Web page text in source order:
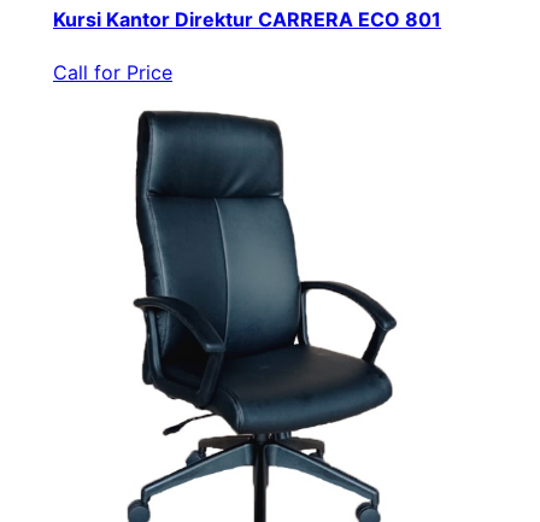
Kursi Kantor Direktur CARRERA ECO 801
Call for Price